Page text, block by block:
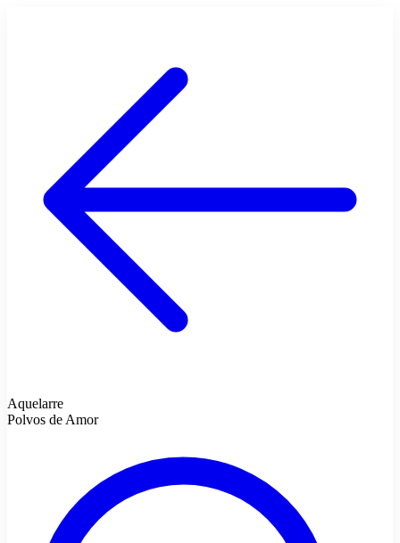
Aquelarre
Polvos de Amor